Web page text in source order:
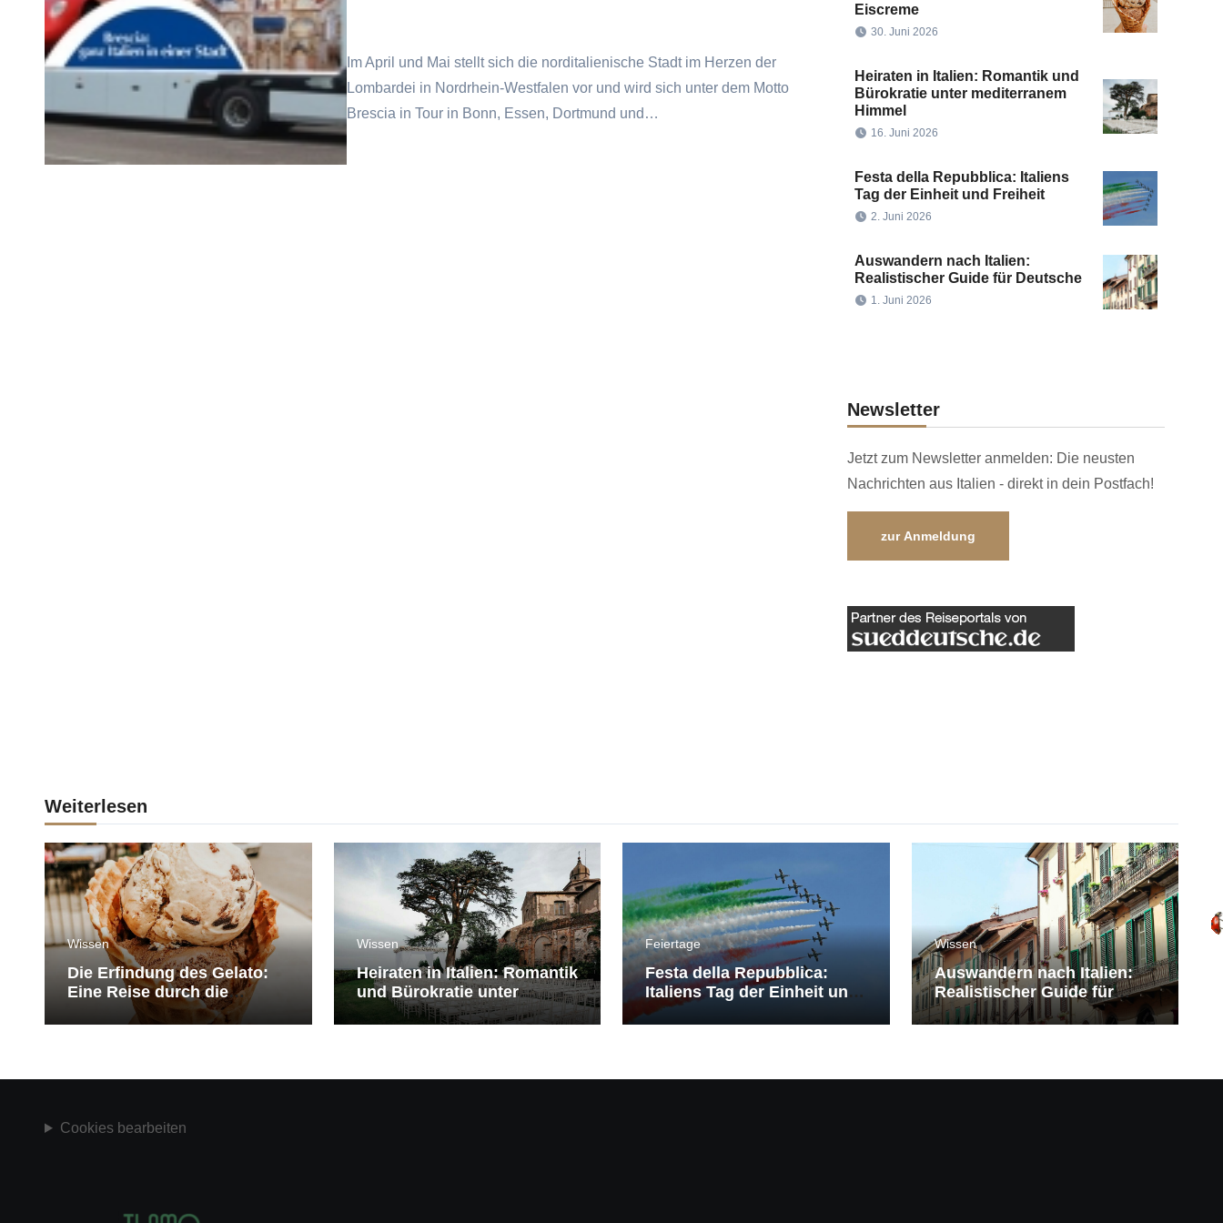
Im April und Mai stellt sich die norditalienische Stadt im Herzen der
Lombardei in Nordrhein-Westfalen vor und wird sich unter dem Motto
Brescia in Tour in Bonn, Essen, Dortmund und…
Eiscreme
30. Juni 2026
Heiraten in Italien: Romantik und
Bürokratie unter mediterranem
Himmel
16. Juni 2026
Festa della Repubblica: Italiens
Tag der Einheit und Freiheit
2. Juni 2026
Auswandern nach Italien:
Realistischer Guide für Deutsche
1. Juni 2026
Newsletter
Jetzt zum Newsletter anmelden: Die neusten
Nachrichten aus Italien - direkt in dein Postfach!
zur Anmeldung
Weiterlesen
Wissen
Die Erfindung des Gelato:
Eine Reise durch die
Geschichte der Eiscreme
Wissen
Heiraten in Italien: Romantik
und Bürokratie unter
mediterranem Himmel
Feiertage
Festa della Repubblica:
Italiens Tag der Einheit und
Freiheit
Wissen
Auswandern nach Italien:
Realistischer Guide für
Deutsche
Cookies bearbeiten